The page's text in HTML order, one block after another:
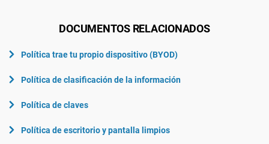
DOCUMENTOS RELACIONADOS
Política trae tu propio dispositivo (BYOD)
Política de clasificación de la información
Política de claves
Política de escritorio y pantalla limpios